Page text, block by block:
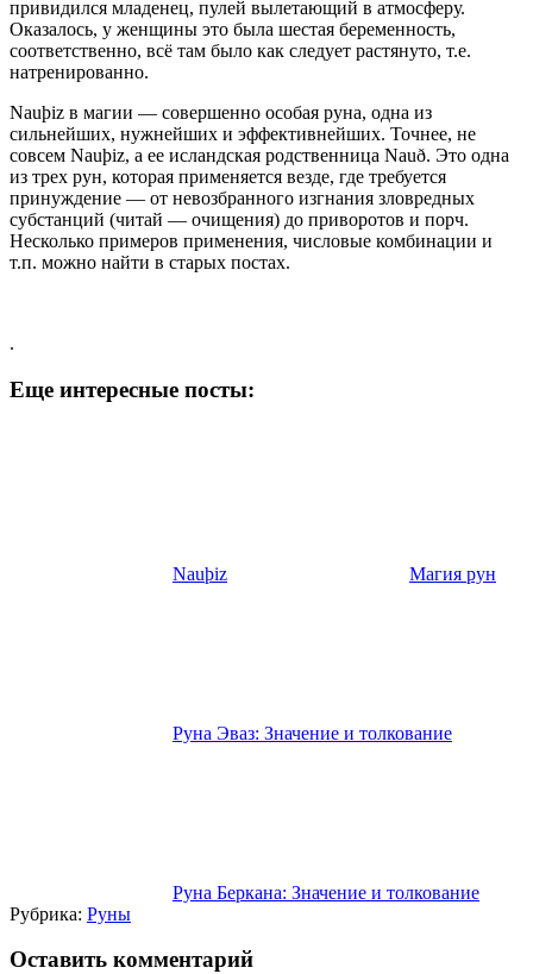
привидился младенец, пулей вылетающий в атмосферу.
Оказалось, у женщины это была шестая беременность,
соответственно, всё там было как следует растянуто, т.е.
натренированно.
Nauþiz в магии — совершенно особая руна, одна из
сильнейших, нужнейших и эффективнейших. Точнее, не
совсем Nauþiz, а ее исландская родственница Nauð. Это одна
из трех рун, которая применяется везде, где требуется
принуждение — от невозбранного изгнания зловредных
субстанций (читай — очищения) до приворотов и порч.
Несколько примеров применения, числовые комбинации и
т.п. можно найти в старых постах.
.
Еще интересные посты:
Nauþiz Магия рун
Руна Эваз: Значение и толкование
Руна Беркана: Значение и толкование
Рубрика: Руны
Оставить комментарий